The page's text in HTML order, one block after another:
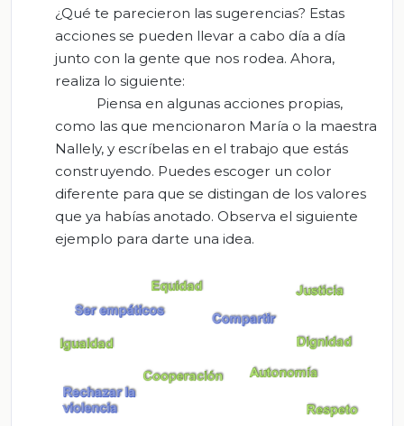
¿Qué te parecieron las sugerencias? Estas
acciones se pueden llevar a cabo día a día
junto con la gente que nos rodea. Ahora,
realiza lo siguiente:
Piensa en algunas acciones propias,
como las que mencionaron María o la maestra
Nallely, y escríbelas en el trabajo que estás
construyendo. Puedes escoger un color
diferente para que se distingan de los valores
que ya habías anotado. Observa el siguiente
ejemplo para darte una idea.